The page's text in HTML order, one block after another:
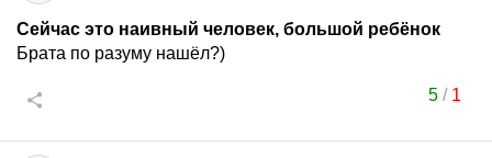
Сейчас это наивный человек, большой ребёнок
Брата по разуму нашёл?)
5/ 1